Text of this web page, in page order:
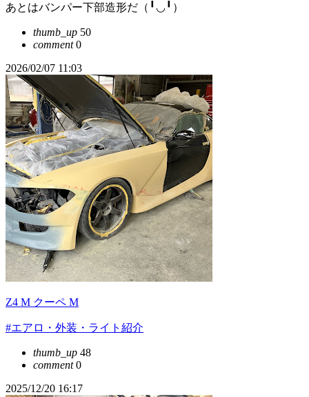
あとはバンパー下部造形だ（╹◡╹）
thumb_up 50
comment0
2026/02/07 11:03
Z4 M クーペ M
#エアロ・外装・ライト紹介
thumb_up 48
comment0
2025/12/20 16:17